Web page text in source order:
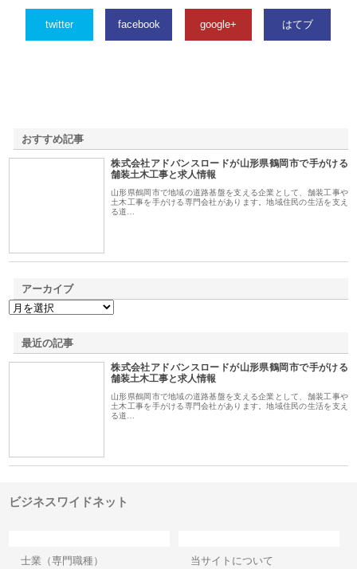
twitter facebook google+ はてブ
おすすめ記事
株式会社アドバンスロードが山形県鶴岡市で手がける
舗装土木工事と求人情報
山形県鶴岡市で地域の道路基盤を支える企業として、舗装工事や
土木工事を手がける専門会社があります。地域住民の生活を支え
る道…
アーカイブ
最近の記事
株式会社アドバンスロードが山形県鶴岡市で手がける
舗装土木工事と求人情報
山形県鶴岡市で地域の道路基盤を支える企業として、舗装工事や
土木工事を手がける専門会社があります。地域住民の生活を支え
る道…
ビジネスワイドネット
士業（専門職種）
当サイトについて